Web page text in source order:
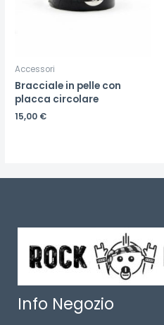
Accessori
Bracciale in pelle con
placca circolare
15,00 €
Info Negozio